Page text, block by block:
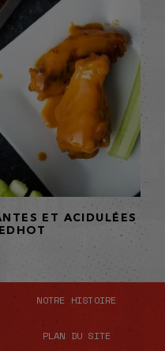
ET ACIDULÉES
NOTRE HISTOIRE
PLAN DU SITE